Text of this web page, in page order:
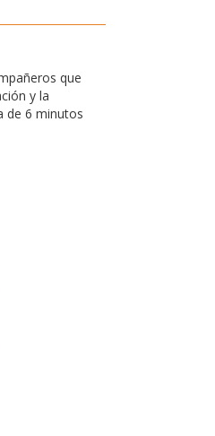
que
y la
de 6 minutos